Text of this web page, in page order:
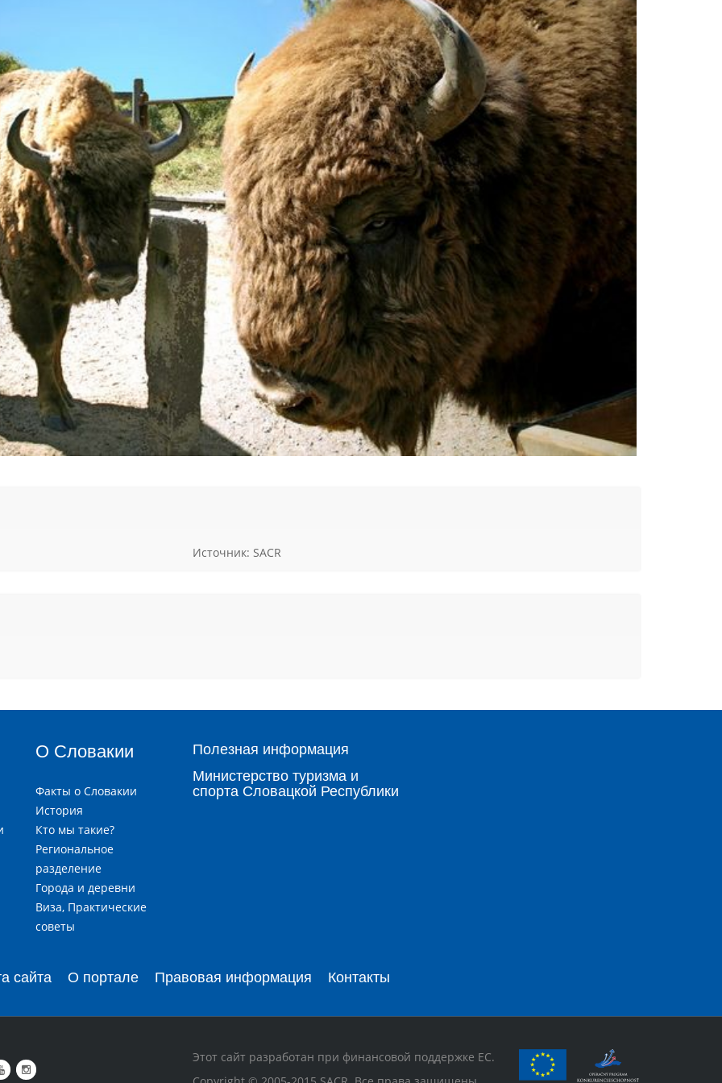
Источник: SACR
О Словакии
Факты о Словакии
История
Кто мы такие?
Региональное
разделение
Города и деревни
Виза, Практические
советы
Полезная информация
Министерство туризма и
спорта Словацкой Республики
сайта О портале Правовая информация Контакты
Этот сайт разработан при финансовой поддержке ЕС.